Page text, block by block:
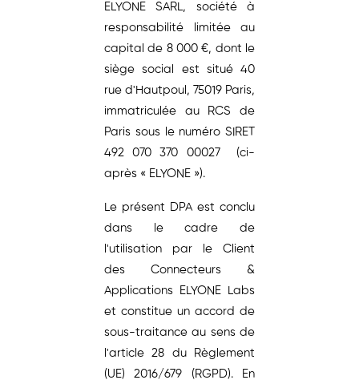
ELYONE SARL, société à
responsabilité limitée au
capital de 8 000 €, dont le
siège social est situé 40
rue d'Hautpoul, 75019 Paris,
immatriculée au RCS de
Paris sous le numéro SIRET
492 070 370 00027 (ci-
après « ELYONE »).
Le présent DPA est conclu
dans le cadre de
l'utilisation par le Client
des Connecteurs &
Applications ELYONE Labs
et constitue un accord de
sous-traitance au sens de
l'article 28 du Règlement
(UE) 2016/679 (RGPD). En